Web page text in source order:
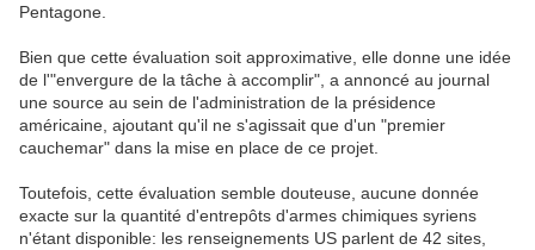
Pentagone.
Bien que cette évaluation soit approximative, elle donne une idée
de l'"envergure de la tâche à accomplir", a annoncé au journal
une source au sein de l'administration de la présidence
américaine, ajoutant qu'il ne s'agissait que d'un "premier
cauchemar" dans la mise en place de ce projet.
Toutefois, cette évaluation semble douteuse, aucune donnée
exacte sur la quantité d'entrepôts d'armes chimiques syriens
n'étant disponible: les renseignements US parlent de 42 sites,